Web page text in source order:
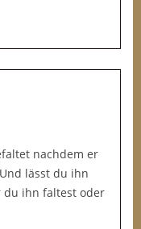
nachdem er
lässt du ihn
du ihn faltest oder